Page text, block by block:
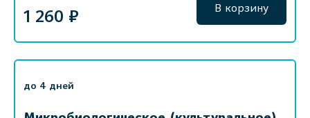
1 260 ₽ В корзину
до 4 дней